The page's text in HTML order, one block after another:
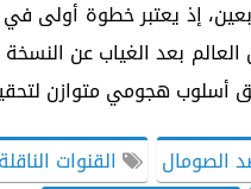
إذ يعتبر خطوة أولى في
بعد الغياب عن
أسلوب هجومي متوازن
الصومال
القنوات